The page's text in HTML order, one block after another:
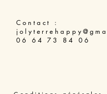
Contact :
06 64 73 84 06